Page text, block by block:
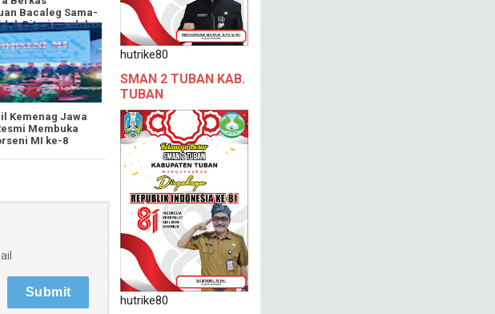
Bacaleg Sama-
Diterima oleh
Kemenag Jawa
Membuka
MI ke-8
hutrike80
SMAN 2 TUBAN KAB.
TUBAN
hutrike80